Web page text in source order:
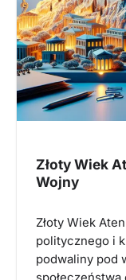
Złoty Wiek
Wojny
Złoty Wiek
politycznego i
podwaliny pod